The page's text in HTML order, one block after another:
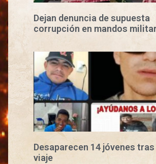
Dejan denuncia de supuesta
corrupción en mandos
Desaparecen 14 jóvenes
viaje